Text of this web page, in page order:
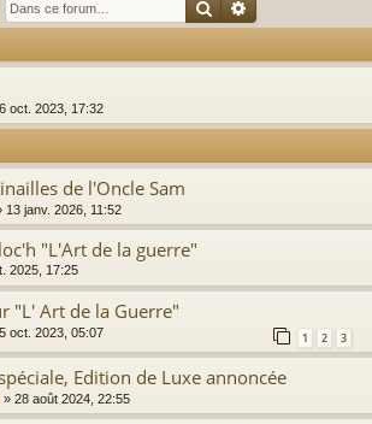
Rechercher
oct. 2023, 17:32
de l'Oncle Sam
13 janv. 2026, 11:52
"L'Art de la guerre"
2025, 17:25
"L' Art de la Guerre"
oct. 2023, 05:07 1 2 3
Edition de Luxe annoncée
» 28 août 2024, 22:55